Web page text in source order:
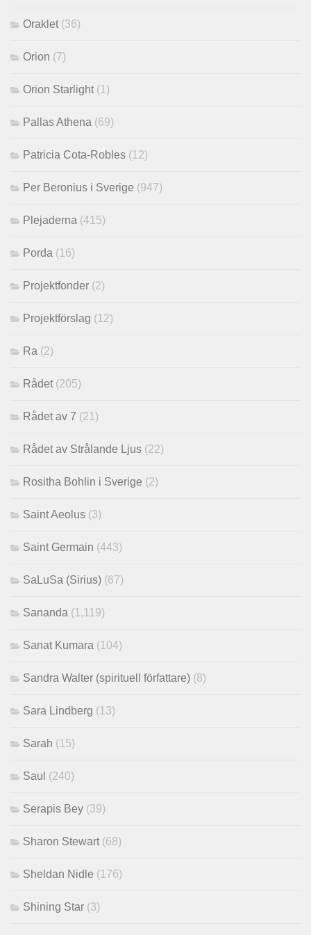
Oraklet(36)
Orion (7)
Orion Starlight(1)
Pallas Athena (69)
Patricia Cota-Robles (12)
Per Beronius i Sverige (947)
Plejaderna (415)
Porda (16)
Projektfonder (2)
Projektförslag (12)
Ra (2)
Rådet(205)
Rådet av 7 (21)
Rådet av Strålande Ljus (22)
Rositha Bohlin i Sverige (2)
Saint Aeolus (3)
Saint Germain (443)
SaLuSa (Sirius) (67)
Sananda (1,119)
Sanat Kumara (104)
Sandra Walter (spirituell författare) (8)
Sara Lindberg (13)
Sarah (15)
Saul (240)
Serapis Bey (39)
Sharon Stewart(68)
Sheldan Nidle (176)
Shining Star (3)